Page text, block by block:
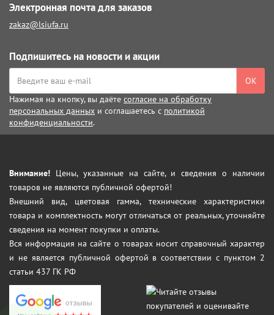
Электронная почта для заказов
zakaz@lsiufa.ru
Подпишитесь на новости и акции
ОК
Нажимая на кнопку, вы даёте согласие на обработку
персональных данных и соглашаетесь с политикой
конфиденциальности.
Внимание! Цены, указанные на сайте, и сведения о наличии
товаров не являются публичной офертой!
Внешний вид, цветовая гамма, технические характеристики
товара и комплектность могут отличаться от реальных, уточняйте
сведения на момент покупки и оплаты.
Вся информация на сайте о товарах носит справочный характер
и не является публичной офертой в соответствии с пунктом 2
статьи 437 ГК РФ